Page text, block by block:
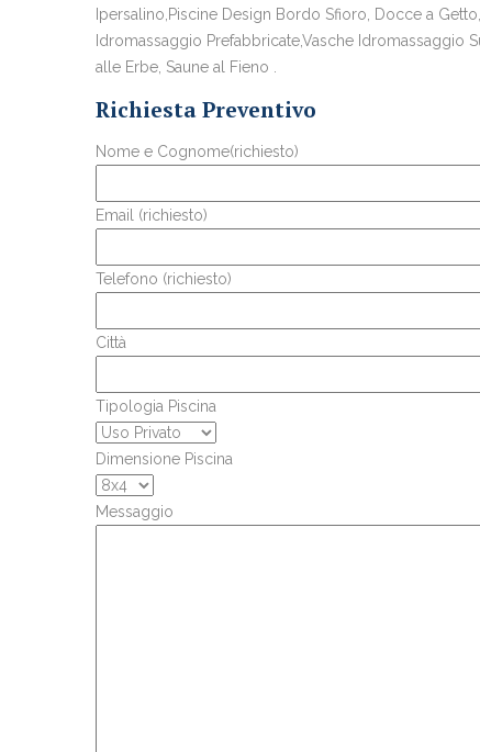
Ipersalino,Piscine Design Bordo Sfioro, Docce a
Idromassaggio Prefabbricate,Vasche Idromassaggio
alle Erbe, Saune al Fieno .
Richiesta Preventivo
Nome e Cognome(richiesto)
Email (richiesto)
Telefono (richiesto)
Città
Tipologia Piscina
Dimensione Piscina
Messaggio